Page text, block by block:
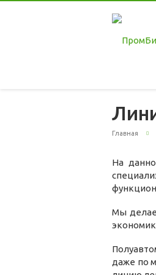
Главная
На
Мы
даже по